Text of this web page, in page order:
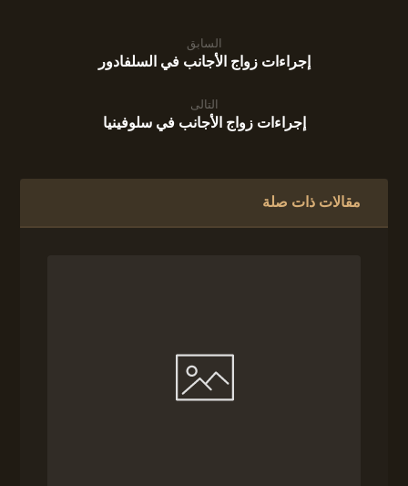
السابق
إجراءات زواج الأجانب في السلفادور
التالى
إجراءات زواج الأجانب في سلوفينيا
مقالات ذات صلة